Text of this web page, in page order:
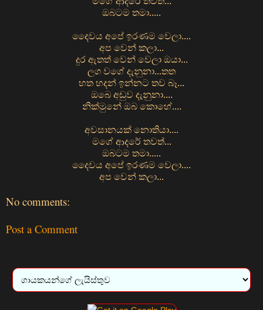
ඔබටම තමා.....
දෛවය අපේ ඉරණම වෙලා....
අප වෙන් කලා...
දුර ඇතත් වෙන් වෙලා ඔයා...
ලග වගේ දැනුනා...තත
හත හදන් ඉන්නට තව බෑ...
ඔබෙ අඩුව දැනුනා....
නික්මුනේ ඔබ කොහේ....
අවසානයක් නොතියා....
මගේ ආදරේ තවත්...
ඔබටම තමා.....
දෛවය අපේ ඉරණම වෙලා....
අප වෙන් කලා...
No comments:
Post a Comment